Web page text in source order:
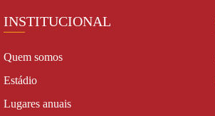
INSTITUCIONAL
Quem somos
Estádio
Lugares anuais